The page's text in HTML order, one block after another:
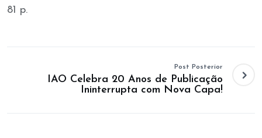
81 p.
Post Posterior
IAO Celebra 20 Anos de Publicação
Ininterrupta com Nova Capa!